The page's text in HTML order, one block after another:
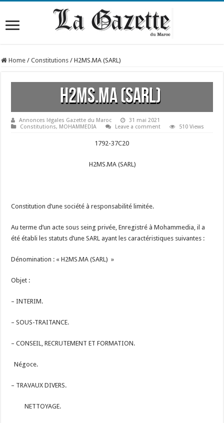
Home / Constitutions / H2MS.MA (SARL)
H2MS.MA (SARL)
Annonces légales Gazette du Maroc
31 mai 2021
Constitutions, MOHAMMEDIA Leave a comment 510 Views
1792-37C20
H2MS.MA (SARL)
Constitution d’une société à responsabilité limitée.
Au terme d’un acte sous seing privée, Enregistré à Mohammedia, il a
été établi les statuts d’une SARL ayant les caractéristiques suivantes :
Dénomination : « H2MS.MA (SARL) »
Objet :
– INTERIM.
– SOUS-TRAITANCE.
– CONSEIL, RECRUTEMENT ET FORMATION.
Négoce.
– TRAVAUX DIVERS.
NETTOYAGE.